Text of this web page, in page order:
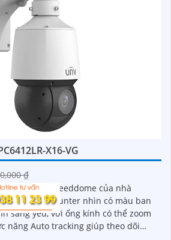
X16-VG
₫
camera Speeddome của nhà
nghệ LightHunter nhìn có màu ban
sáng yếu, với ống kính có thể zoom
năng Auto tracking giúp theo dõi